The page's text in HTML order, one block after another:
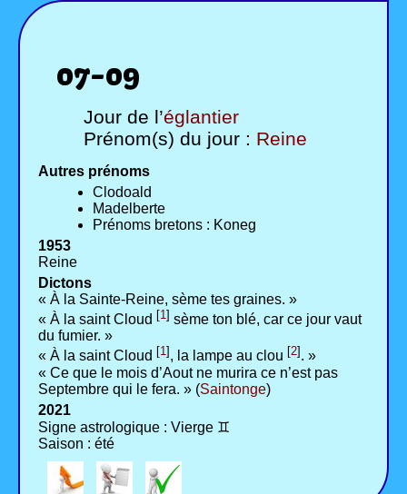
07-09
Jour de l’églantier
Prénom(s) du jour : Reine
Autres prénoms
Clodoald
Madelberte
Prénoms bretons : Koneg
1953
Reine
Dictons
« À la Sainte-Reine, sème tes graines. »
« À la saint Cloud [1] sème ton blé, car ce jour vaut
du fumier. »
« À la saint Cloud [1] , la lampe au clou [2] . »
« Ce que le mois d’Aout ne murira ce n’est pas
Septembre qui le fera. » (Saintonge)
2021
Signe astrologique : Vierge ♊
Saison : été